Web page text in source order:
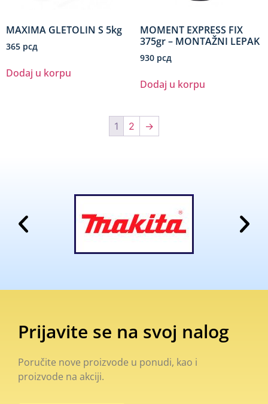
MAXIMA GLETOLIN S 5kg
365 рсд
Dodaj u korpu
MOMENT EXPRESS FIX
375gr – MONTAŽNI LEPAK
930 рсд
Dodaj u korpu
1 2 →
Prijavite se na svoj nalog
Poručite nove proizvode u ponudi, kao i
proizvode na akciji.